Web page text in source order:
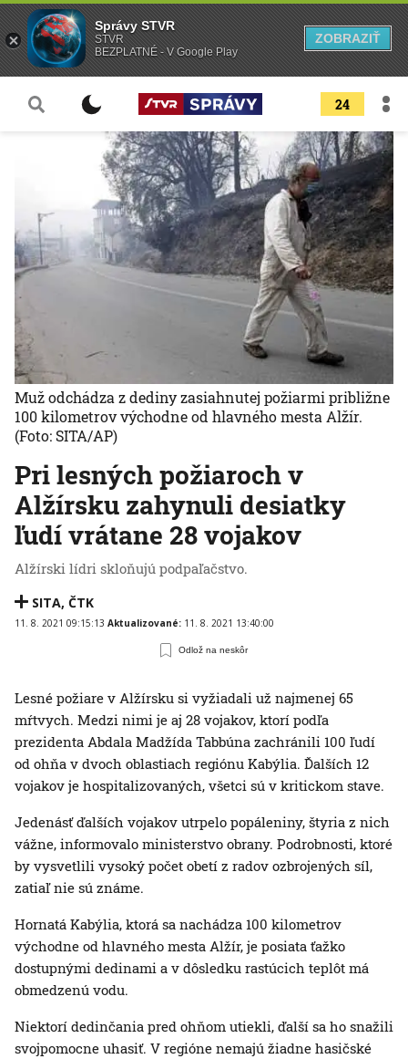
24
Pri lesných požiaroch v
Alžírsku zahynuli desiatky
ľudí vrátane 28 vojakov
Alžírski lídri skloňujú podpaľačstvo.
SITA, ČTK
11. 8. 2021 09:15:13 Aktualizované: 11. 8. 2021 13:40:00
Odlož na neskôr
Muž odchádza z dediny zasiahnutej požiarmi približne
100 kilometrov východne od hlavného mesta Alžír.
(Foto: SITA/AP)
Lesné požiare v Alžírsku si vyžiadali už najmenej 65
mŕtvych. Medzi nimi je aj 28 vojakov, ktorí podľa
prezidenta Abdala Madžída Tabbúna zachránili 100 ľudí
od ohňa v dvoch oblastiach regiónu Kabýlia. Ďalších 12
vojakov je hospitalizovaných, všetci sú v kritickom stave.
Jedenásť ďalších vojakov utrpelo popáleniny, štyria z nich
vážne, informovalo ministerstvo obrany. Podrobnosti, ktoré
by vysvetlili vysoký počet obetí z radov ozbrojených síl,
zatiaľ nie sú známe.
Hornatá Kabýlia, ktorá sa nachádza 100 kilometrov
východne od hlavného mesta Alžír, je posiata ťažko
dostupnými dedinami a v dôsledku rastúcich teplôt má
obmedzenú vodu.
Niektorí dedinčania pred ohňom utiekli, ďalší sa ho snažili
svojpomocne uhasiť. V regióne nemajú žiadne hasičské
Správy STVR
STVR
BEZPLATNÉ - V Google Play
ZOBRAZIŤ